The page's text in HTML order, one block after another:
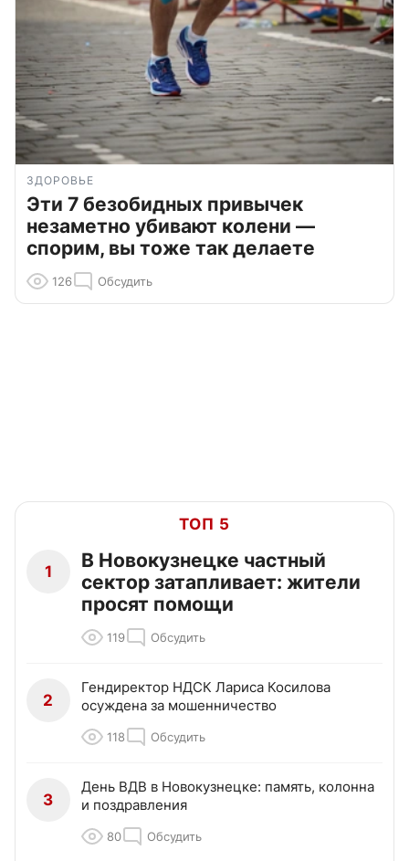
ЗДОРОВЬЕ
Эти 7 безобидных привычек
незаметно убивают колени —
спорим, вы тоже так делаете
126 Обсудить
ТОП 5
1
В Новокузнецке частный
сектор затапливает: жители
просят помощи
119 Обсудить
2
Гендиректор НДСК Лариса Косилова
осуждена за мошенничество
118 Обсудить
3
День ВДВ в Новокузнецке: память, колонна
и поздравления
80 Обсудить